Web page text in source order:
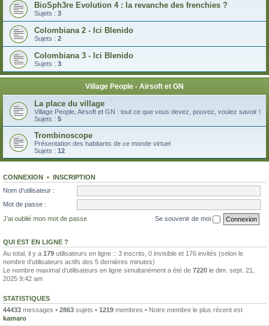
BioSph3re Evolution 4 : la revanche des frenchies ?
Sujets : 3
Colombiana 2 - Ici Blenido
Sujets : 2
Colombiana 3 - Ici Blenido
Sujets : 3
Village People - Airsoft et GN
La place du village
Village People, Airsoft et GN : tout ce que vous devez, pouvez, voulez savoir !
Sujets : 5
Trombinoscope
Présentation des habitants de ce monde virtuel
Sujets : 12
CONNEXION • INSCRIPTION
Nom d’utilisateur :
Mot de passe :
J’ai oublié mon mot de passe
Se souvenir de moi
QUI EST EN LIGNE ?
Au total, il y a 179 utilisateurs en ligne :: 3 inscrits, 0 invisible et 176 invités (selon le
nombre d’utilisateurs actifs des 5 dernières minutes)
Le nombre maximal d’utilisateurs en ligne simultanément a été de 7220 le dim. sept. 21,
2025 9:42 am
STATISTIQUES
44433 messages • 2863 sujets • 1219 membres • Notre membre le plus récent est
kamaro